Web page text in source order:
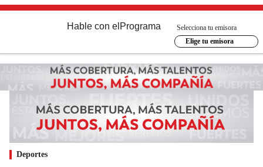
Hable con el Programa
Selecciona tu emisora
Elige tu emisora
Deportes